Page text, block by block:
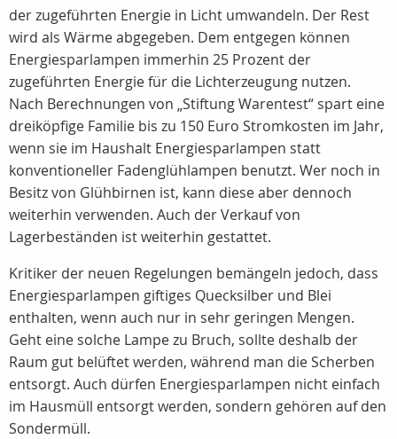
der zugeführten Energie in Licht umwandeln. Der Rest
wird als Wärme abgegeben. Dem entgegen können
Energiesparlampen immerhin 25 Prozent der
zugeführten Energie für die Lichterzeugung nutzen.
Nach Berechnungen von „Stiftung Warentest“ spart eine
dreiköpfige Familie bis zu 150 Euro Stromkosten im Jahr,
wenn sie im Haushalt Energiesparlampen statt
konventioneller Fadenglühlampen benutzt. Wer noch in
Besitz von Glühbirnen ist, kann diese aber dennoch
weiterhin verwenden. Auch der Verkauf von
Lagerbeständen ist weiterhin gestattet.
Kritiker der neuen Regelungen bemängeln jedoch, dass
Energiesparlampen giftiges Quecksilber und Blei
enthalten, wenn auch nur in sehr geringen Mengen.
Geht eine solche Lampe zu Bruch, sollte deshalb der
Raum gut belüftet werden, während man die Scherben
entsorgt. Auch dürfen Energiesparlampen nicht einfach
im Hausmüll entsorgt werden, sondern gehören auf den
Sondermüll.